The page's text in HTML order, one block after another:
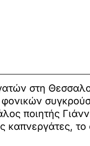
στη
φονικών
ποιητής
καπνεργάτες, το